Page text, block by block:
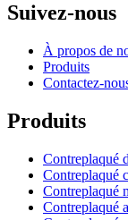
Suivez-nous
À propos de
Produits
Contactez-
Produits
Contreplaqué
Contreplaqué
Contreplaqué
Contreplaqué